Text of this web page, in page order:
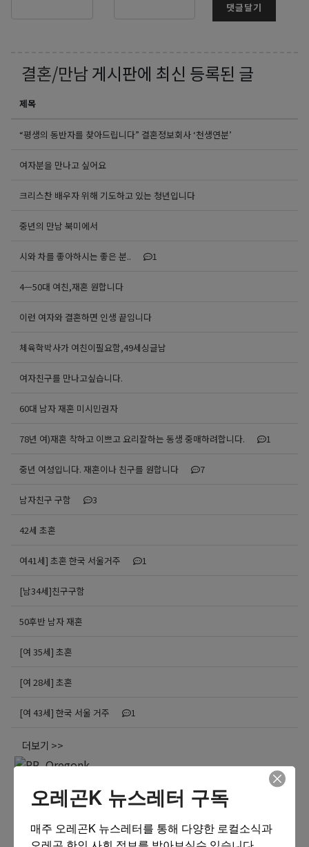
댓글달기
결혼/만남 게시판에 최신 등록된 글
제목
“평생의 동반자를 찾아드립니다” 결혼정보회사 ‘천생연분’
여자분을 만나고 싶어요
크리스찬 배우자 위해 기도하고 있는 청년입니다
중년의 만남 북미에서
시와 차를 좋아하시는 좋은 분.. 1
4ㅡ50대 여친,재혼 원합니다
이런 여자와 결혼하면 인생 끝임니다
체육학박사가 여친이필요함,49세싱글남
여자친구를 만나고싶습니다.
60대 남자 재혼 미시민권자
78년 여)재혼 착하고 이쁘고 요리잘하는 동생 중매하려합니다. 1
중년 여성입니다. 재혼이나 친구를 원합니다 7
남자친구 구함 3
42세 초혼
여41세] 초혼 한국 서울거주 1
[남34세]친구구함
50후반 남자 재혼
[여 35세] 초혼
[여 28세] 초혼
[여 43세] 한국 서울 거주 1
더보기 >>
오레곤K 뉴스레터 구독
매주 오레곤K 뉴스레터를 통해 다양한 로컬소식과